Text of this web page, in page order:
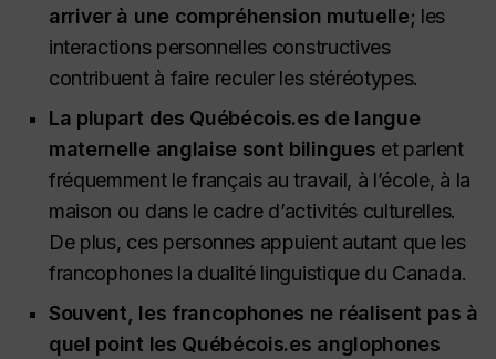
arriver à une compréhension mutuelle; les
interactions personnelles constructives
contribuent à faire reculer les stéréotypes.
La plupart des Québécois.es de langue
maternelle anglaise sont bilingues et parlent
fréquemment le français au travail, à l’école, à la
maison ou dans le cadre d’activités culturelles.
De plus, ces personnes appuient autant que les
francophones la dualité linguistique du Canada.
Souvent, les francophones ne réalisent pas à
quel point les Québécois.es anglophones